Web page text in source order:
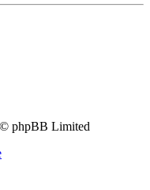
phpBB Limited